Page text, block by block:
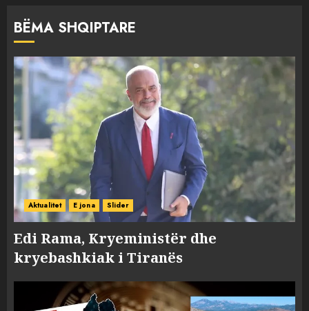
BËMA SHQIPTARE
Aktualitet E jona Slider
Edi Rama, Kryeministër dhe
kryebashkiak i Tiranës